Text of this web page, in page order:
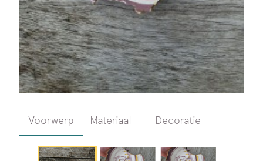
Voorwerp Materiaal Decoratie